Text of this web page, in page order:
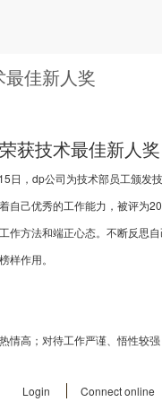
佳新人奖
获技术最佳新人奖
日，dp公司为技术部员工颁发
自己优秀的工作能力，被评为
作方法和端正心态。不断反思
样作用。
情高；对待工作严谨、悟性较
Login
Connect online